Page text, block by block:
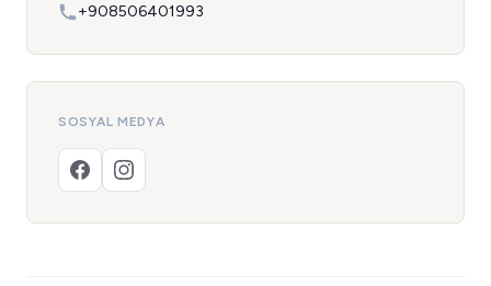
+908506401993
SOSYAL MEDYA